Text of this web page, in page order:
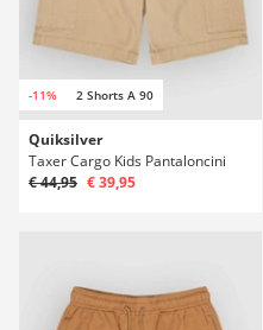
-11% 2 Shorts A 90
Quiksilver
Taxer Cargo Kids Pantaloncini
€ 44,95 € 39,95